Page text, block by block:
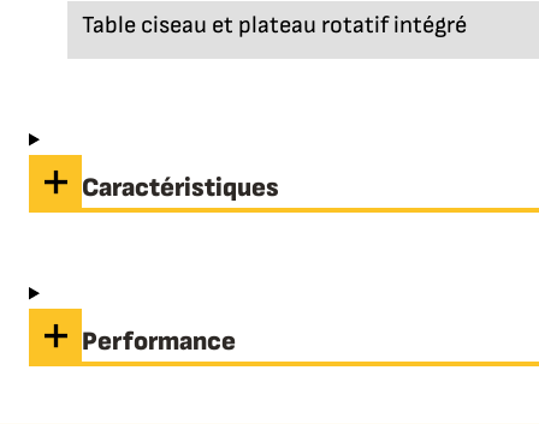
Table ciseau et plateau rotatif intégré
Caractéristiques
Performance